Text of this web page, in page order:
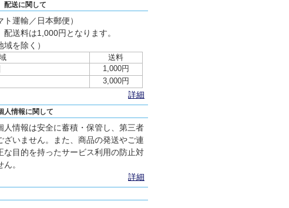
配送に関して
運輸／日本郵便）
送料は1,000円となります。
域を除く）
送料
1,000円
3,000円
詳細
人情報に関して
人情報は安全に蓄積・保管し、第三者
ざいません。また、商品の発送やご連
な目的を持ったサービス利用の防止対
。
詳細